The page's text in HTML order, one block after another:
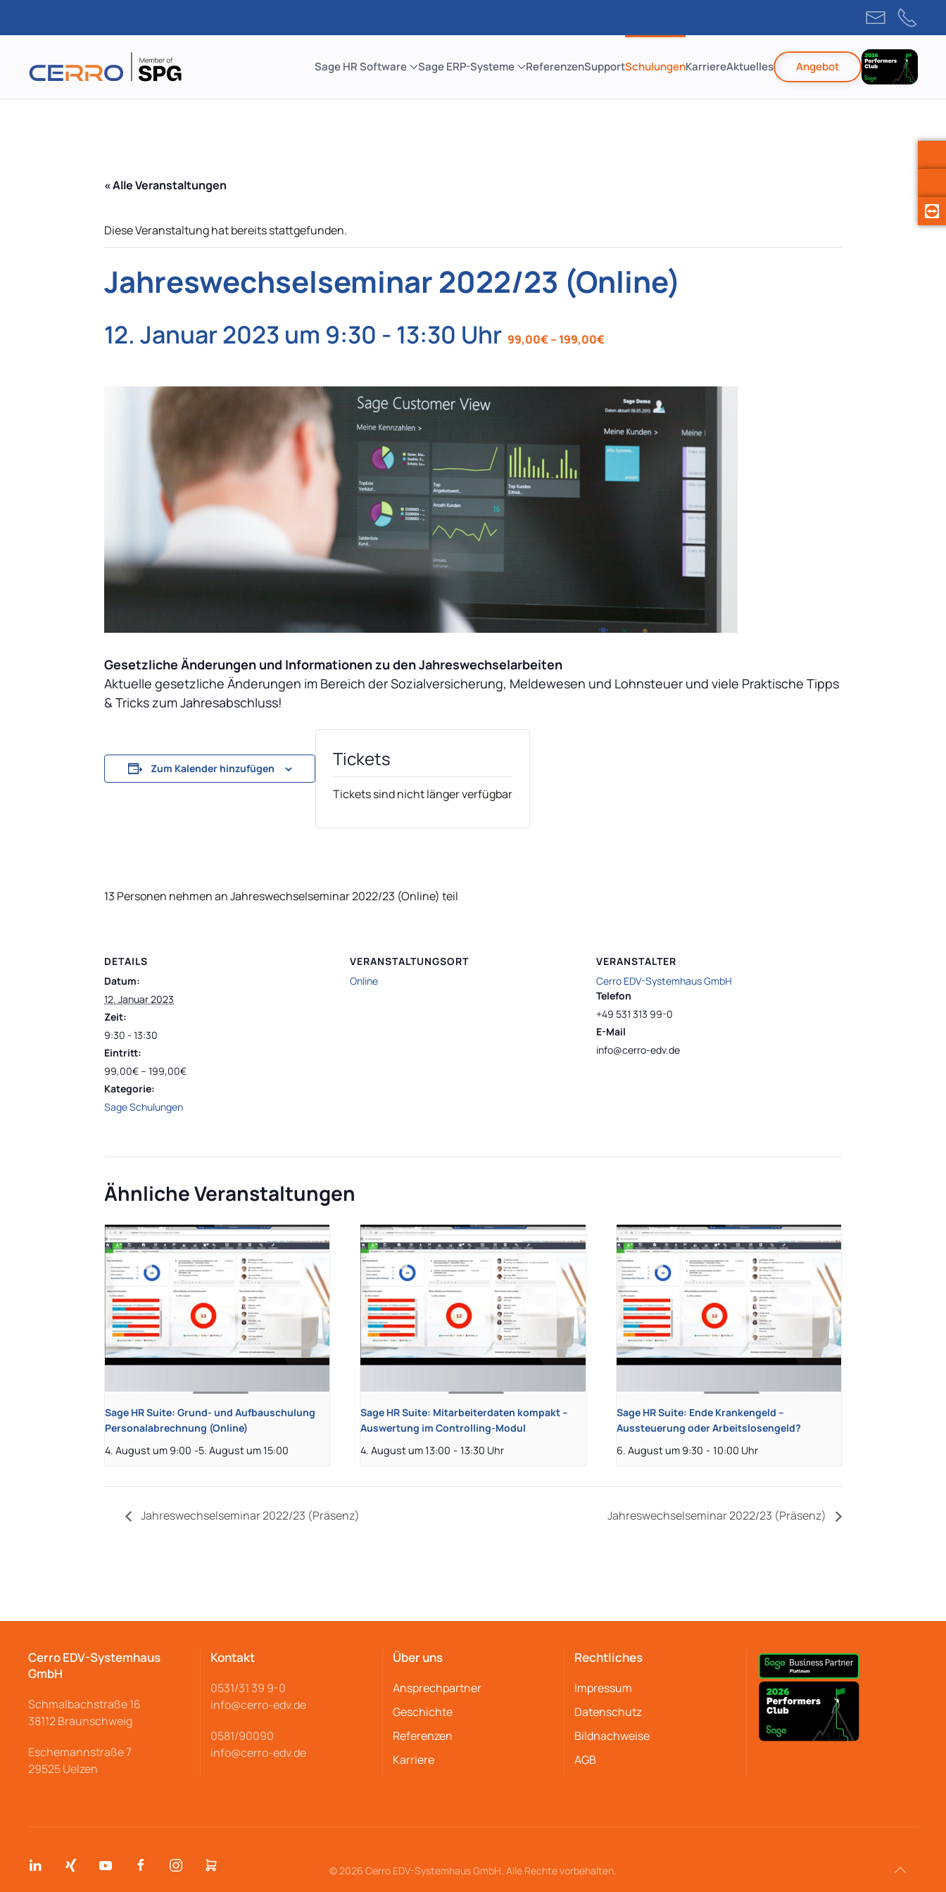
Zum
springen
Sage HR Software Sage ERP-Systeme ReferenzenSupportSchulungenKarriereAktuelles Angebot
« Alle Veranstaltungen
Diese Veranstaltung hat bereits stattgefunden.
Jahreswechselseminar 2022/23 (Online)
12. Januar 2023 um 9:30 - 13:30 99,00€ – 199,00€
Gesetzliche Änderungen und Informationen zu den Jahreswechselarbeiten
Aktuelle gesetzliche Änderungen im Bereich der Sozialversicherung, Meldewesen und Lohnsteuer und viele Praktische Tipps
& Tricks zum Jahresabschluss!
Zum Kalender hinzufügen
DETAILS
Datum:
12. Januar 2023
Zeit:
9:30 - 13:30
Eintritt:
99,00€ – 199,00€
Kategorie:
Sage Schulungen
VERANSTALTUNGSORT
Online
VERANSTALTER
Cerro EDV-Systemhaus GmbH
Telefon
+49 531 313 99-0
E-Mail
info@cerro-edv.de
Tickets
Tickets sind nicht länger verfügbar
13 Personen nehmen an Jahreswechselseminar 2022/23 (Online) teil
Ähnliche Veranstaltungen
Sage HR Suite: Grund- und Aufbauschulung
Personalabrechnung (Online)
4. August um 9:00 -5. August um 15:00
Sage HR Suite: Mitarbeiterdaten kompakt –
Auswertung im Controlling-Modul
4. August um 13:00 - 13:30
Sage HR Suite: Ende Krankengeld –
Aussteuerung oder Arbeitslosengeld?
6. August um 9:30 - 10:00
Jahreswechselseminar 2022/23 (Präsenz) Jahreswechselseminar 2022/23 (Präsenz)
Cerro EDV-Systemhaus
GmbH
Schmalbachstraße16
38112 Braunschweig
Eschemannstraße 7
29525 Uelzen
Kontakt
0531/31 39 9-0
info@cerro-edv.de
0581/90090
info@cerro-edv.de
Über uns
Ansprechpartner
Geschichte
Referenzen
Karriere
Rechtliches
Impressum
Datenschutz
Bildnachweise
AGB
© 2026 Cerro EDV-Systemhaus GmbH. Alle Rechte vorbehalten.